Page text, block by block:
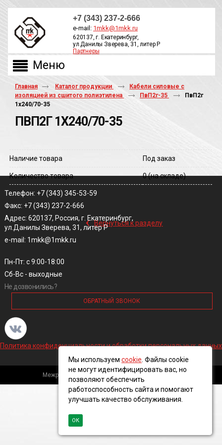
+7 (343) 237-2-666
e-mail: 1mkk@1mkk.ru
620137, г. Екатеринбург,
ул.Данилы Зверева, 31, литер Р
Партнеры
Главная Каталог продукции
Кабели силовые с
изоляцией из сшитого полиэтилена
ПвП2г-35
ПвП2г
1х240/70-35
ПВП2Г 1Х240/70-35
Наличие товара Под заказ
Количество товара 0(на складе)
‹ Вернуться к разделу
Телефон: +7 (343) 345-53-59
Факс: +7 (343) 237-2-666
Адрес: 620137, Россия, г. Екатеринбург,
ул.Данилы Зверева, 31, литер Р
e-mail: 1mkk@1mkk.ru
Пн-Пт: с 9:00-18:00
Сб-Вс - выходные
Не дозвонились?
ОБРАТНЫЙ ЗВОНОК
Политика конфиденциальности и обработки персональных данных
Межрегиональная кабельная компания, 2016 ©
Мы используем cookie . Файлы cookie
не могут идентифицировать вас, но
позволяют обеспечить
работоспособность сайта и помогают
улучшать качество обслуживания.
ОК